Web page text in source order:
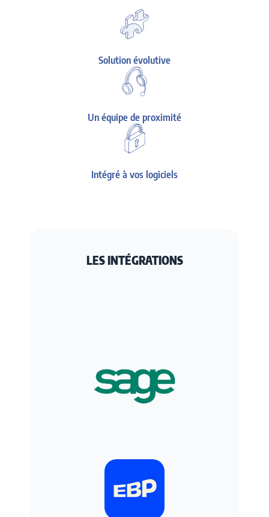
Solution évolutive
Un équipe de proximité
Intégré à vos logiciels
LES INTÉGRATIONS